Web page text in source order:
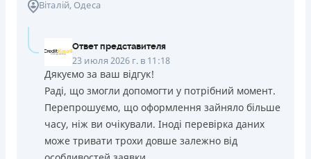
Віталій, Одеса
Ответ представителя
23 июля 2026 г. в 11:18
Дякуємо за ваш відгук!
Раді, що змогли допомогти у потрібний момент.
Перепрошуємо, що оформлення зайняло більше
часу, ніж ви очікували. Іноді перевірка даних
може тривати трохи довше залежно від